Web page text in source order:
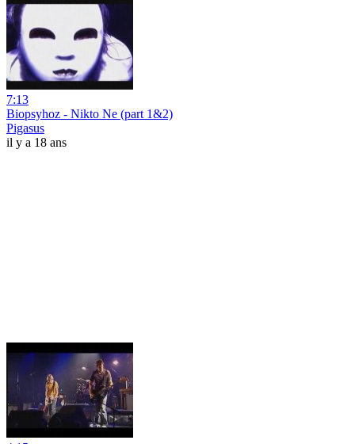
7:13
Biopsyhoz - Nikto Ne (part 1&2)
Pigasus
il y a 18 ans